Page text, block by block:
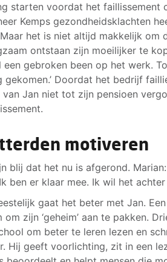
starten voordat het faillissement
Kemps gezondheidsklachten
het is niet altijd makkelijk om
ontstaan zijn moeilijker te
gebroken been op het werk.
gekomen.’ Doordat het bedrijf
van Jan niet tot zijn pensioen
motiveren
blij dat het nu is afgerond.
ben er klaar mee. Ik wil het achter
gaat het beter met Jan.
zijn ‘geheim’ aan te pakken.
om beter te leren lezen en
Hij geeft voorlichting, zit in een